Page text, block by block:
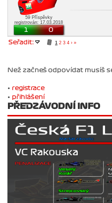
59 Příspěvky
registrován: 17.03.2018
1 0
Seřadit: 1 2 3 4 › »
Než začneš odpovídat musíš
• registrace
• přihlášení
PŘEDZÁVODNÍ INFO